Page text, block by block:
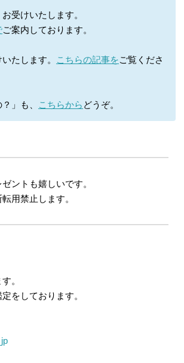
受けいたします。
ご案内しております。
たします。
こちらの記事をご覧くださ
」も、
こちらから どうぞ。
ントも嬉しいです。
用禁止します。
。
をしております。